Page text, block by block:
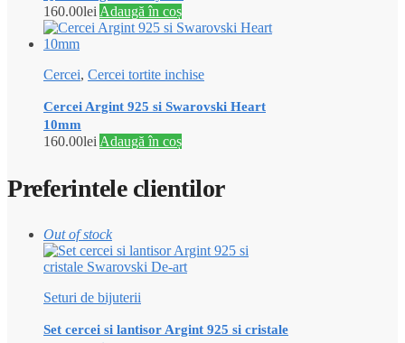
160.00lei Adaugă în coș
Cercei, Cercei tortite inchise
Cercei Argint 925 si Swarovski Heart
10mm
160.00lei Adaugă în coș
Preferintele clientilor
Out of stock
Seturi de bijuterii
Set cercei si lantisor Argint 925 si cristale